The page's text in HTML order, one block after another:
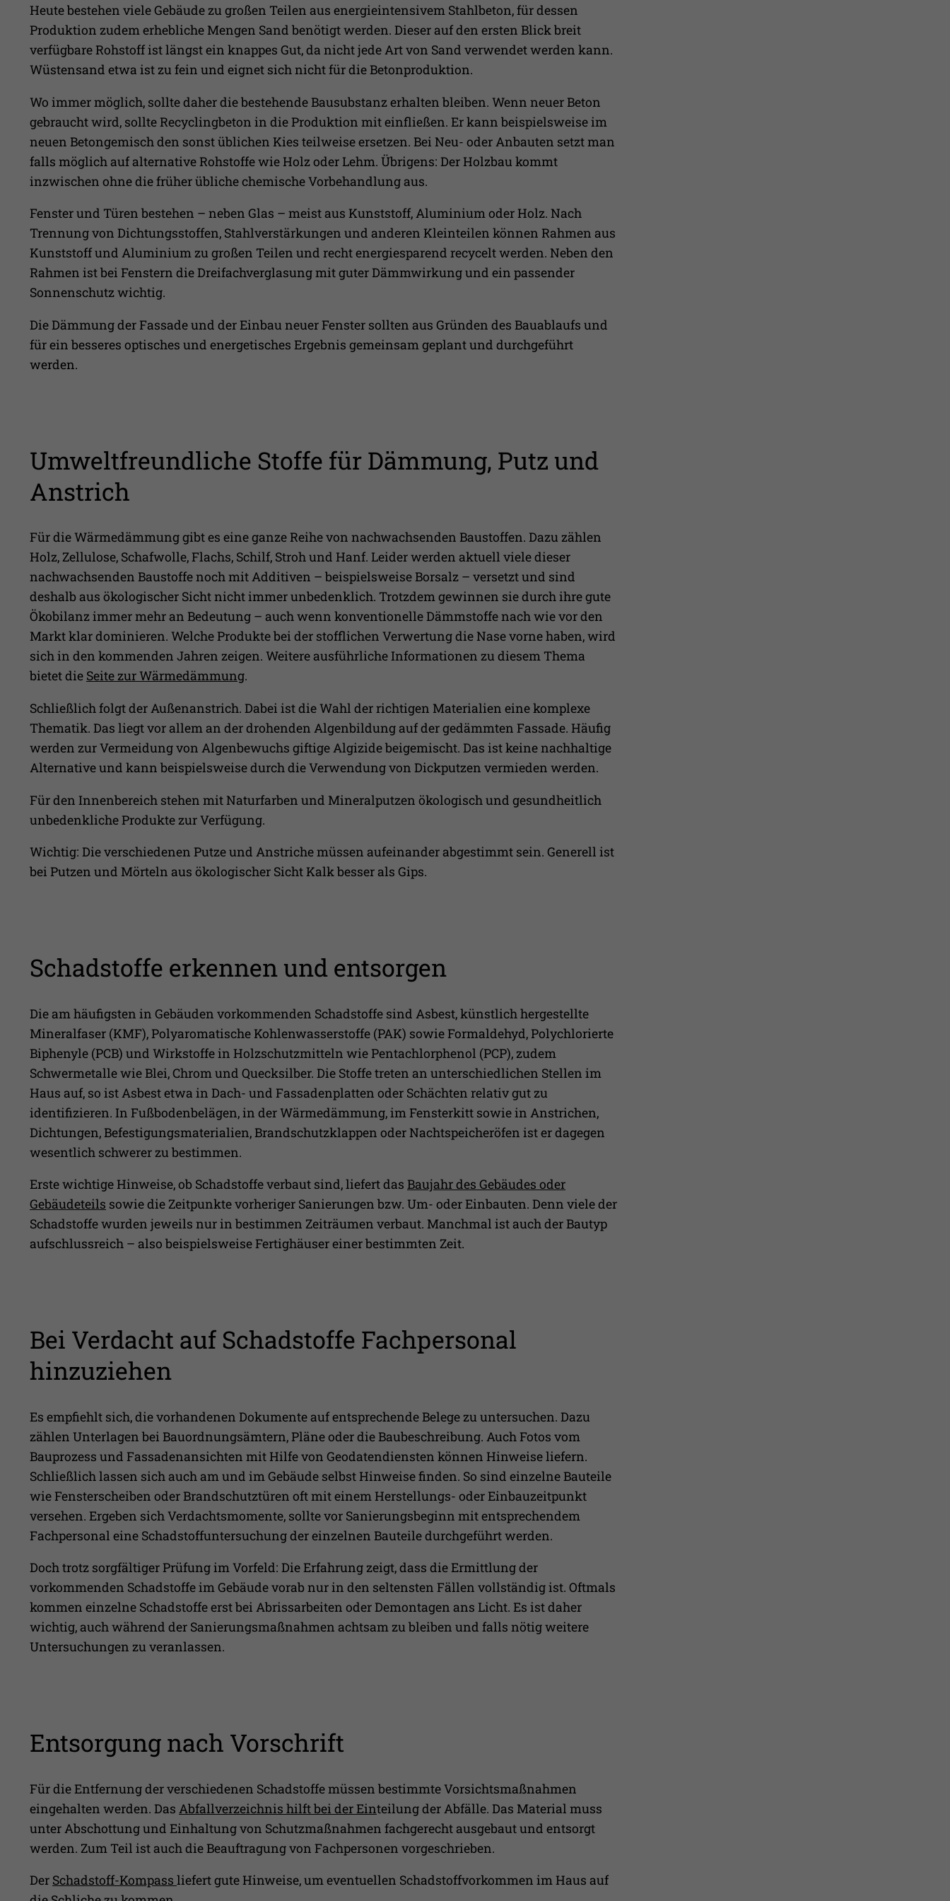
Heute bestehen viele Gebäude zu großen Teilen aus energieintensivem Stahlbeton, für dessen
Produktion zudem erhebliche Mengen Sand benötigt werden. Dieser auf den ersten Blick breit
verfügbare Rohstoff ist längst ein knappes Gut, da nicht jede Art von Sand verwendet werden kann.
Wüstensand etwa ist zu fein und eignet sich nicht für die Betonproduktion.
Wo immer möglich, sollte daher die bestehende Bausubstanz erhalten bleiben. Wenn neuer Beton
gebraucht wird, sollte Recyclingbeton in die Produktion mit einfließen. Er kann beispielsweise im
neuen Betongemisch den sonst üblichen Kies teilweise ersetzen. Bei Neu- oder Anbauten setzt man
falls möglich auf alternative Rohstoffe wie Holz oder Lehm. Übrigens: Der Holzbau kommt
inzwischen ohne die früher übliche chemische Vorbehandlung aus.
Fenster und Türen bestehen – neben Glas – meist aus Kunststoff, Aluminium oder Holz. Nach
Trennung von Dichtungsstoffen, Stahlverstärkungen und anderen Kleinteilen können Rahmen aus
Kunststoff und Aluminium zu großen Teilen und recht energiesparend recycelt werden. Neben den
Rahmen ist bei Fenstern die Dreifachverglasung mit guter Dämmwirkung und ein passender
Sonnenschutz wichtig.
Die Dämmung der Fassade und der Einbau neuer Fenster sollten aus Gründen des Bauablaufs und
für ein besseres optisches und energetisches Ergebnis gemeinsam geplant und durchgeführt
werden.
Umweltfreundliche Stoffe für Dämmung, Putz und
Anstrich
Für die Wärmedämmung gibt es eine ganze Reihe von nachwachsenden Baustoffen. Dazu zählen
Holz, Zellulose, Schafwolle, Flachs, Schilf, Stroh und Hanf. Leider werden aktuell viele dieser
nachwachsenden Baustoffe noch mit Additiven – beispielsweise Borsalz – versetzt und sind
deshalb aus ökologischer Sicht nicht immer unbedenklich. Trotzdem gewinnen sie durch ihre gute
Ökobilanz immer mehr an Bedeutung – auch wenn konventionelle Dämmstoffe nach wie vor den
Markt klar dominieren. Welche Produkte bei der stofflichen Verwertung die Nase vorne haben, wird
sich in den kommenden Jahren zeigen. Weitere ausführliche Informationen zu diesem Thema
bietet die Seite zur Wärmedämmung.
Schließlich folgt der Außenanstrich. Dabei ist die Wahl der richtigen Materialien eine komplexe
Thematik. Das liegt vor allem an der drohenden Algenbildung auf der gedämmten Fassade. Häufig
werden zur Vermeidung von Algenbewuchs giftige Algizide beigemischt. Das ist keine nachhaltige
Alternative und kann beispielsweise durch die Verwendung von Dickputzen vermieden werden.
Für den Innenbereich stehen mit Naturfarben und Mineralputzen ökologisch und gesundheitlich
unbedenkliche Produkte zur Verfügung.
Wichtig: Die verschiedenen Putze und Anstriche müssen aufeinander abgestimmt sein. Generell ist
bei Putzen und Mörteln aus ökologischer Sicht Kalk besser als Gips.
Schadstoffe erkennen und entsorgen
Die am häufigsten in Gebäuden vorkommenden Schadstoffe sind Asbest, künstlich hergestellte
Mineralfaser (KMF), Polyaromatische Kohlenwasserstoffe (PAK) sowie Formaldehyd, Polychlorierte
Biphenyle (PCB) und Wirkstoffe in Holzschutzmitteln wie Pentachlorphenol (PCP), zudem
Schwermetalle wie Blei, Chrom und Quecksilber. Die Stoffe treten an unterschiedlichen Stellen im
Haus auf, so ist Asbest etwa in Dach- und Fassadenplatten oder Schächten relativ gut zu
identifizieren. In Fußbodenbelägen, in der Wärmedämmung, im Fensterkitt sowie in Anstrichen,
Dichtungen, Befestigungsmaterialien, Brandschutzklappen oder Nachtspeicheröfen ist er dagegen
wesentlich schwerer zu bestimmen.
Erste wichtige Hinweise, ob Schadstoffe verbaut sind, liefert das Baujahr des Gebäudes oder
Gebäudeteils sowie die Zeitpunkte vorheriger Sanierungen bzw. Um- oder Einbauten. Denn viele der
Schadstoffe wurden jeweils nur in bestimmen Zeiträumen verbaut. Manchmal ist auch der Bautyp
aufschlussreich – also beispielsweise Fertighäuser einer bestimmten Zeit.
Bei Verdacht auf Schadstoffe Fachpersonal
hinzuziehen
Es empfiehlt sich, die vorhandenen Dokumente auf entsprechende Belege zu untersuchen. Dazu
zählen Unterlagen bei Bauordnungsämtern, Pläne oder die Baubeschreibung. Auch Fotos vom
Bauprozess und Fassadenansichten mit Hilfe von Geodatendiensten können Hinweise liefern.
Schließlich lassen sich auch am und im Gebäude selbst Hinweise finden. So sind einzelne Bauteile
wie Fensterscheiben oder Brandschutztüren oft mit einem Herstellungs- oder Einbauzeitpunkt
versehen. Ergeben sich Verdachtsmomente, sollte vor Sanierungsbeginn mit entsprechendem
Fachpersonal eine Schadstoffuntersuchung der einzelnen Bauteile durchgeführt werden.
Doch trotz sorgfältiger Prüfung im Vorfeld: Die Erfahrung zeigt, dass die Ermittlung der
vorkommenden Schadstoffe im Gebäude vorab nur in den seltensten Fällen vollständig ist. Oftmals
kommen einzelne Schadstoffe erst bei Abrissarbeiten oder Demontagen ans Licht. Es ist daher
wichtig, auch während der Sanierungsmaßnahmen achtsam zu bleiben und falls nötig weitere
Untersuchungen zu veranlassen.
Entsorgung nach Vorschrift
Für die Entfernung der verschiedenen Schadstoffe müssen bestimmte Vorsichtsmaßnahmen
eingehalten werden. Das Abfallverzeichnis hilft bei der Einteilung der Abfälle. Das Material muss
unter Abschottung und Einhaltung von Schutzmaßnahmen fachgerecht ausgebaut und entsorgt
werden. Zum Teil ist auch die Beauftragung von Fachpersonen vorgeschrieben.
Der Schadstoff-Kompass liefert gute Hinweise, um eventuellen Schadstoffvorkommen im Haus auf
Zweck
der Webseite, wie z.B. die Anzahl der Besuche,
durchschnittliche Verweildauer auf der Webseite
und welche Seiten gelesen wurden.
Name _pk_ses
Anbieter Matomo
Laufzeit 30 Min.
während der Sitzung nachzuverfolgen